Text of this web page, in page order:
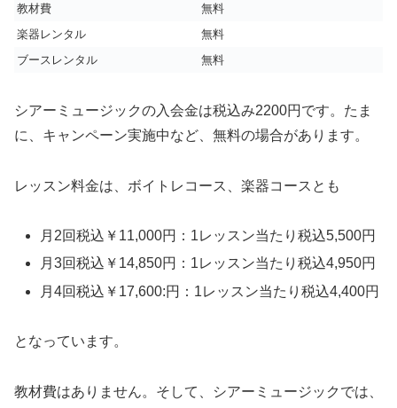
教材費
無料
楽器レンタル
無料
ブースレンタル
無料
シアーミュージックの入会金は税込み2200円です。たま
に、キャンペーン実施中など、無料の場合があります。
レッスン料金は、ボイトレコース、楽器コースとも
月2回税込￥11,000円：1レッスン当たり税込5,500円
月3回税込￥14,850円：1レッスン当たり税込4,950円
月4回税込￥17,600:円：1レッスン当たり税込4,400円
となっています。
教材費はありません。そして、
シアーミュージックでは、